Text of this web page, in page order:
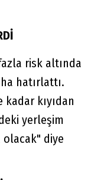
risk altında
hatırlattı.
kıyıdan
yerleşim
diye